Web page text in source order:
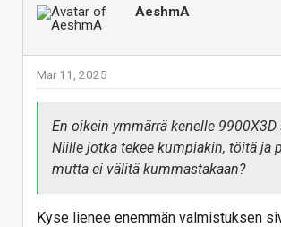
AeshmA
Mar 11, 2025
En oikein ymmärrä kenelle 9900X3D
Niille jotka tekee kumpiakin, töitä ja
mutta ei välitä kummastakaan?
Kyse lienee enemmän valmistuksen